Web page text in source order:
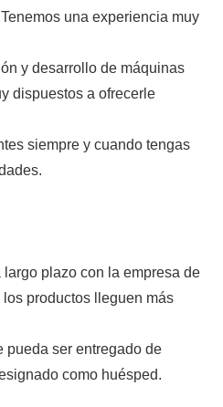
una experiencia muy
y desarrollo de máquinas
dispuestos a ofrecerle
siempre y cuando tengas
plazo con la empresa de
productos lleguen más
pueda ser entregado de
como huésped.